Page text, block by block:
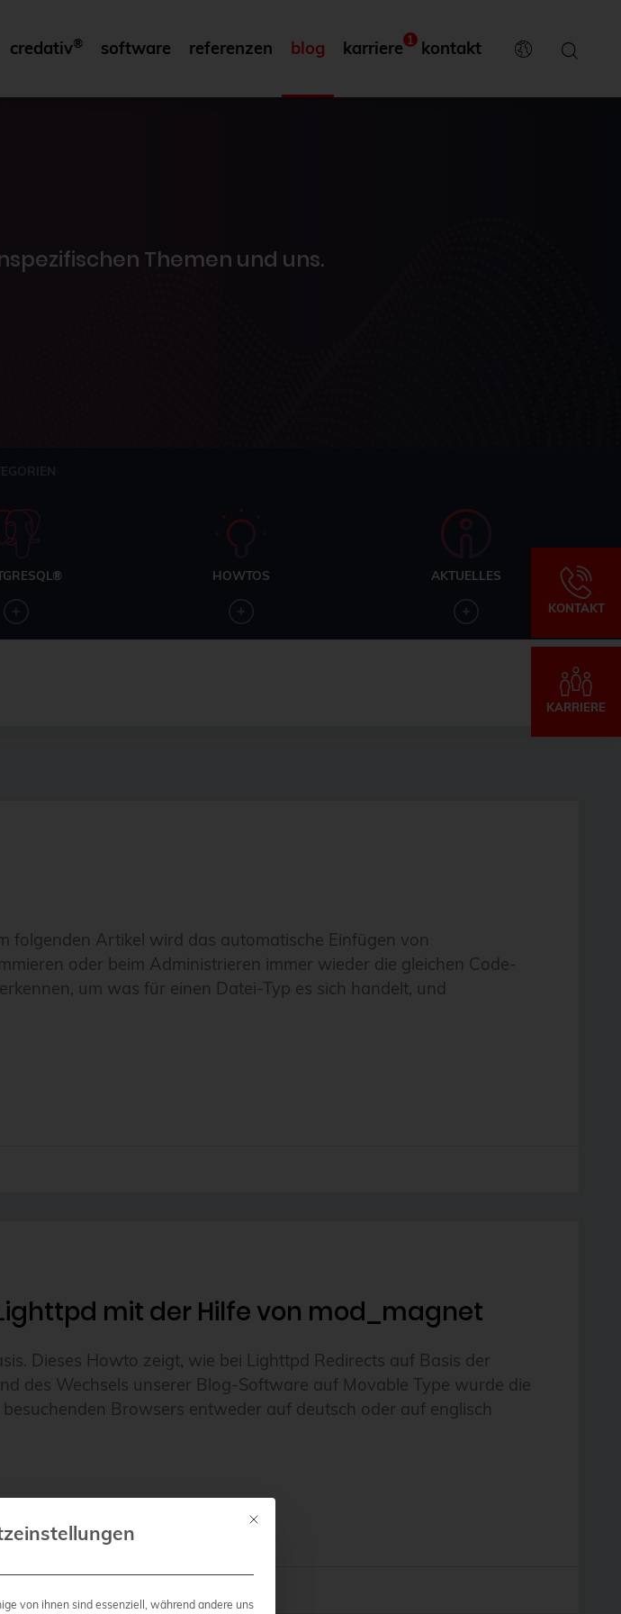
credativ® software referenzen blog karriere 1 kontakt
Themen und uns.
HOWTOS AKTUELLES
KONTAKT
KARRIERE
folgenden Artikel wird das automatische Einfügen von
oder beim Administrieren immer wieder die gleichen Code-
um was für einen Datei-Typ es sich handelt, und
mit der Hilfe von mod_magnet
Dieses Howto zeigt, wie bei Lighttpd Redirects auf Basis der
des Wechsels unserer Blog-Software auf Movable Type wurde die
Browsers entweder auf deutsch oder auf englisch
Mit diesem Button wird der Dialog geschlossen. Seine Funktionalität ist
von ihnen sind essenziell, während andere uns